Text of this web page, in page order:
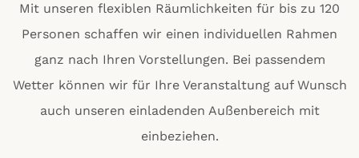
Mit unseren flexiblen Räumlichkeiten für bis zu 120
Personen schaffen wir einen individuellen Rahmen
ganz nach Ihren Vorstellungen. Bei passendem
Wetter können wir für Ihre Veranstaltung auf Wunsch
auch unseren einladenden Außenbereich mit
einbeziehen.